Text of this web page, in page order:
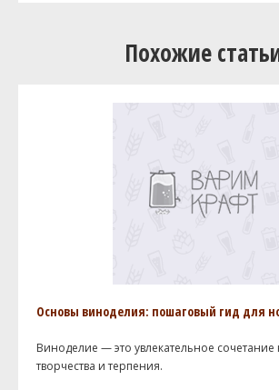
Похожие
Основы виноделия: пошаговый гид для
Виноделие — это увлекательное сочетание
творчества и терпения.